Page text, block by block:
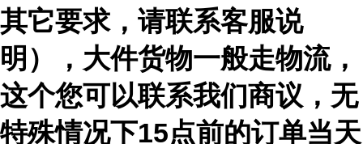
其它要求，请联系客服说
明），大件货物一般走物流，
这个您可以联系我们商议，无
特殊情况下15点前的订单当天